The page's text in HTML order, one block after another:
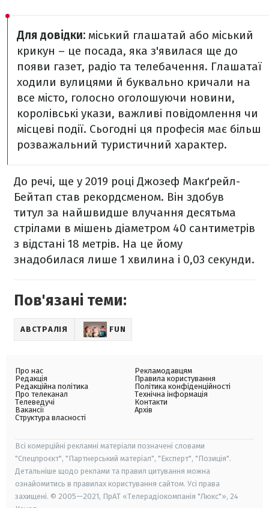
Для довідки: міський глашатай або міський
крикун – це посада, яка з'явилася ще до
появи газет, радіо та телебачення. Глашатаї
ходили вулицями й буквально кричали на
все місто, голосно оголошуючи новини,
королівські укази, важливі повідомлення чи
місцеві події. Сьогодні ця професія має більш
розважальний туристичний характер.
До речі, ще у 2019 році Джозеф Макґрейл-
Бейтап став рекордсменом. Він здобув
титул за найшвидше влучання десятьма
стрілами в мішень діаметром 40 сантиметрів
з відстані 18 метрів. На це йому
знадобилася лише 1 хвилина і 0,03 секунди.
Пов'язані теми:
АВСТРАЛІЯ FUN
Про нас
Редакція
Редакційна політика
Про телеканал
Телеведучі
Вакансії
Структура власності
Рекламодавцям
Правила користування
Політика конфіденційності
Технічна інформація
Контакти
Архів
Всі комерційні рекламні матеріали позначені словами
"Спецпроєкт", "Партнерський матеріал", "Експерт", "Позиція".
Детальніше щодо реклами та правил цитування можна
ознайомитись в правилах користування сайтом. Усі права
захищені. © 2005—2021, ПрАТ «Телерадіокомпанія "Люкс"», 24